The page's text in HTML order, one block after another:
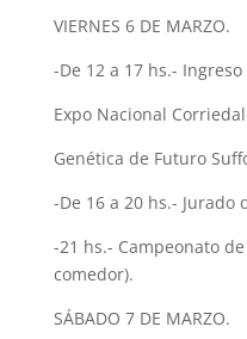
VIERNES 6 DE MARZO.
-De 12 a 17 hs.-
Expo Nacional
Genética de Futuro
-De 16 a 20 hs.-
-21 hs.- Campeonato
comedor).
SÁBADO 7 DE MARZO.